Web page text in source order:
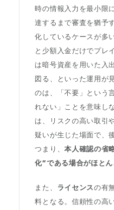
時の情報入力を最小限
達するまで審査を猶予
化しているケースが多
と少額入金だけでプレ
は暗号資産を用いた入
図る、といった運用が
のは、「不要」という
れない」ことを意味し
は、リスクの高い取引
疑いが生じた場面で、
つまり、本人確認の省
化”である場合がほと
また、 ライセンスの有
料となる。信頼性の高